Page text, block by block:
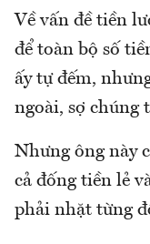
Về vấn đề tiền
để toàn bộ số
ấy tự đếm,
ngoài, sợ chúng
Nhưng ông này
cả đống tiền lẻ
phải nhặt từng